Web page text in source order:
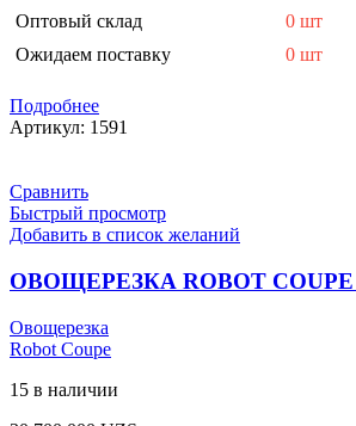
Оптовый склад
0 шт
Ожидаем поставку
0 шт
Подробнее
Артикул: 1591
Сравнить
Быстрый просмотр
Добавить в список желаний
ОВОЩЕРЕЗКА ROBOT COUPE
Овощерезка
Robot Coupe
15 в наличии